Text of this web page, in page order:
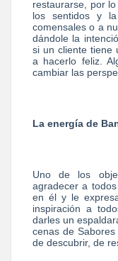
restaurarse, por
los sentidos y
comensales o a
dándole la
si un cliente tiene
a hacerlo feliz.
cambiar las
La energía de
Uno de los
agradecer a
en él y le
inspiración a
darles un
cenas de
de descubrir, de